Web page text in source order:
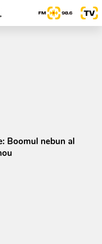
Boomul nebun al